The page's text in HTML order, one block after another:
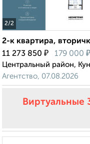
2/2
2-к квартира,
11 273 850 ₽ 179 000 ₽
Центральный район,
Агентство, 07.08.2026
Виртуальные